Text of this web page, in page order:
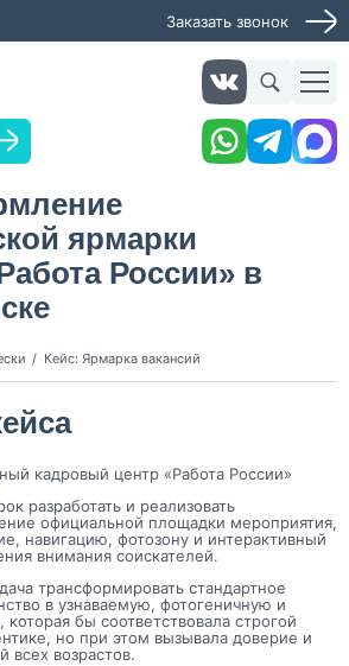
Заказать звонок
ярмарки
России» в
Кейс: Ярмарка вакансий
кадровый центр «Работа России»
разработать и реализовать
официальной площадки мероприятия,
навигацию, фотозону и интерактивный
внимания соискателей.
трансформировать стандартное
в узнаваемую, фотогеничную и
бы соответствовала строгой
но при этом вызывала доверие и
всех возрастов.
консультацию
мы свяжемся с вами в ближайшее
звонок
заявку", я даю согласие на
данных и согласие с политикой
я даю согласие на получение